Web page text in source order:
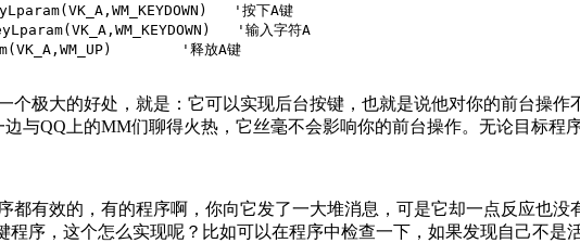
'按下A键
'输入字符A
'释放A键
极大的好处，就是：它可以实现后台按键，也就是说他对你的前台操
与QQ上的MM们聊得火热，它丝毫不会影响你的前台操作。无论目标程
有效的，有的程序啊，你向它发了一大堆消息，可是它却一点反应也
序，这个怎么实现呢？比如可以在程序中检查一下，如果发现自己不是